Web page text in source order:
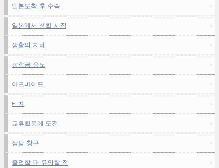
일본도착 후 수속
일본에서 생활 시작
생활의 지혜
장학금 응모
아르바이트
비자
교류활동에 도전
상담 창구
졸업할 때 유의할 점